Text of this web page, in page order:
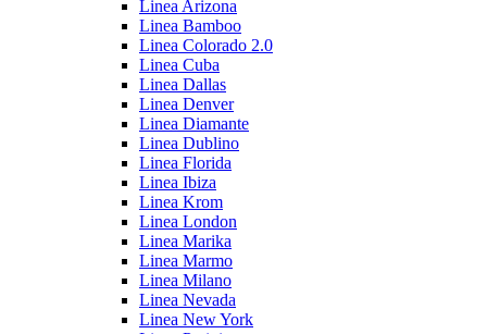
Linea Arizona
Linea Bamboo
Linea Colorado 2.0
Linea Cuba
Linea Dallas
Linea Denver
Linea Diamante
Linea Dublino
Linea Florida
Linea Ibiza
Linea Krom
Linea London
Linea Marika
Linea Marmo
Linea Milano
Linea Nevada
Linea New York